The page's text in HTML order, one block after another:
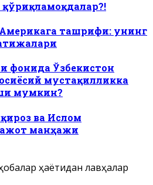
ташрифи: унинг
фонида Ўзбекистон
мустақилликка
мумкин?
ва Ислом
манҳажи
ҳаётидан лавҳалар